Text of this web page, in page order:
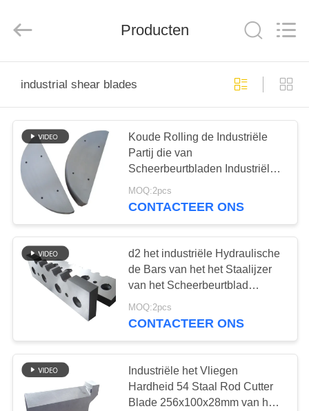
PRODUCTEN
VIDEO'S
OVER
ONS
FABRIEKSTOCHT
KWALITEITSCONTROLE
NIEUWS
GEVALLEN
Producten
industrial shear blades
Koude Rolling de Industriële
Partij die van
Scheerbeurtbladen Industriële
Bladen knippen
MOQ:2pcs
CONTACTEER ONS
d2 het industriële Hydraulische
de Bars van het het Staalijzer
van het Scheerbeurtblad
Snijden
MOQ:2pcs
CONTACTEER ONS
Industriële het Vliegen
Hardheid 54 Staal Rod Cutter
Blade 256x100x28mm van het